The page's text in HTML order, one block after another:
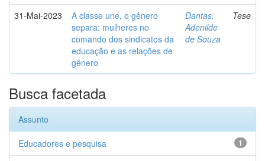
31-Mai-2023
A classe une, o gênero
separa: mulheres no
comando dos sindicatos da
educação e as relações de
gênero
Dantas,
Adenilde
de Souza
Tese
Busca facetada
Assunto
1
Educadores e pesquisa